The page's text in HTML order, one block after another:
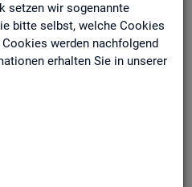
setzen wir sogenannte
bitte selbst, welche Cookies
werden nachfolgend
erhalten Sie in unserer
wer­den jähr­lich ak­tua­li­siert und
The­men Be­schäf­ti­gung, Ent­
Ar­beits­stel­len und Fach­kräf­
MINT- und In­ge­nieur­be­ru­fe dif­
(z.B. Fach­kräf­te) für
und Agen­tur­be­zir­ke
aus